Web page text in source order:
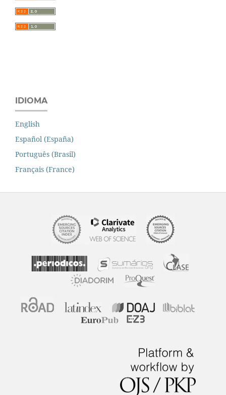
IDIOMA
English
Español (España)
Português (Brasil)
Français (France)